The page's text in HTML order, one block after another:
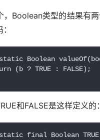
，Boolean类型的结果有
Boolean
(b ? TRUE : FALSE);
和FALSE是这样定义的：
final Boolean